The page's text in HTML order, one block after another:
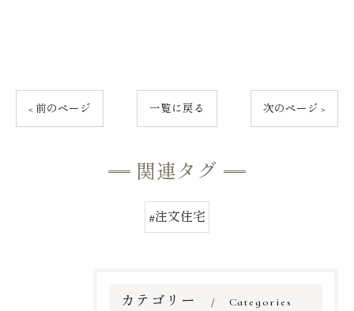
< 前のページ 一覧に戻る 次のページ >
関連タグ
#注文住宅
カテゴリー Categories